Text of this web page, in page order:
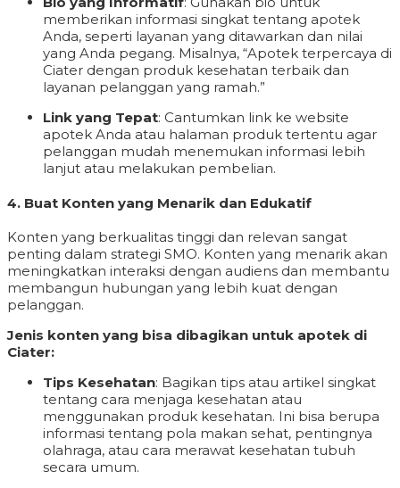
memberikan informasi singkat tentang apotek
Anda, seperti layanan yang ditawarkan dan nilai
yang Anda pegang. Misalnya, “Apotek terpercaya di
Ciater dengan produk kesehatan terbaik dan
layanan pelanggan yang ramah.”
Link yang Tepat: Cantumkan link ke website
apotek Anda atau halaman produk tertentu agar
pelanggan mudah menemukan informasi lebih
lanjut atau melakukan pembelian.
4. Buat Konten yang Menarik dan Edukatif
Konten yang berkualitas tinggi dan relevan sangat
penting dalam strategi SMO. Konten yang menarik akan
meningkatkan interaksi dengan audiens dan membantu
membangun hubungan yang lebih kuat dengan
pelanggan.
Jenis konten yang bisa dibagikan untuk apotek di
Ciater:
Tips Kesehatan: Bagikan tips atau artikel singkat
tentang cara menjaga kesehatan atau
menggunakan produk kesehatan. Ini bisa berupa
informasi tentang pola makan sehat, pentingnya
olahraga, atau cara merawat kesehatan tubuh
secara umum.